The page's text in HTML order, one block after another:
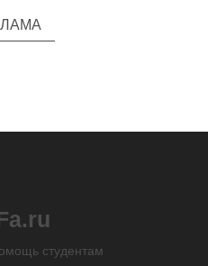
студентам